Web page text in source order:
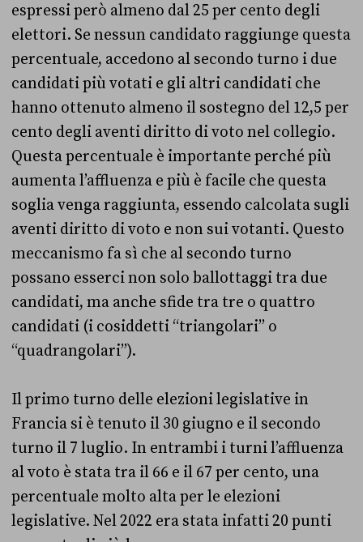
espressi però almeno dal 25 per cento degli
elettori. Se nessun candidato raggiunge questa
percentuale, accedono al secondo turno i due
candidati più votati e gli altri candidati che
hanno ottenuto almeno il sostegno del 12,5 per
cento degli aventi diritto di voto nel collegio.
Questa percentuale è importante perché più
aumenta l’affluenza e più è facile che questa
soglia venga raggiunta, essendo calcolata sugli
aventi diritto di voto e non sui votanti. Questo
meccanismo fa sì che al secondo turno
possano esserci non solo ballottaggi tra due
candidati, ma anche sfide tra tre o quattro
candidati (i cosiddetti “triangolari” o
“quadrangolari”).
Il primo turno delle elezioni legislative in
Francia si è tenuto il 30 giugno e il secondo
turno il 7 luglio. In entrambi i turni l’affluenza
al voto è stata tra il 66 e il 67 per cento, una
percentuale molto alta per le elezioni
legislative. Nel 2022 era stata infatti 20 punti